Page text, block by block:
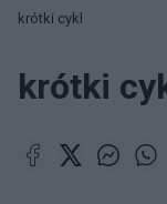
krótki cykl
krótki